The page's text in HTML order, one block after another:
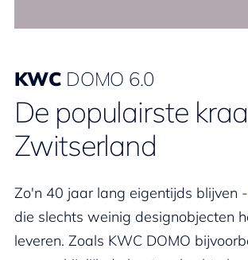
KWC DOMO 6.0
De populairste
Zwitserland
Zo'n 40 jaar lang eigentijds blijven
die slechts weinig designobjecten
leveren. Zoals KWC DOMO